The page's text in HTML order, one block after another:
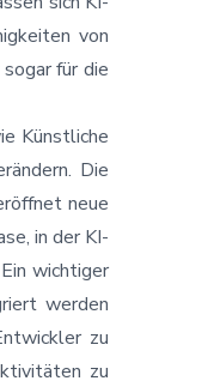
von
für die
Künstliche
Die
neue
in der KI-
wichtiger
werden
zu
zu